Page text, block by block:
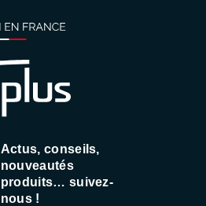
Actus, conseils,
nouveautés
produits… suivez-
nous !